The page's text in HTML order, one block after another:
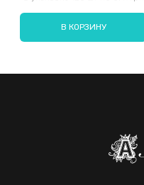
В КОРЗИНУ